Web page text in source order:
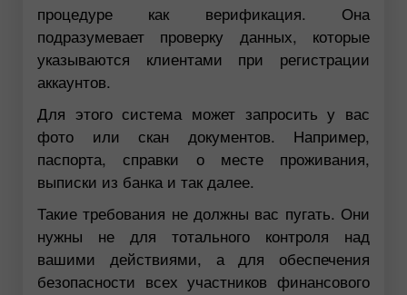
процедуре как верификация. Она
подразумевает проверку данных, которые
указываются клиентами при регистрации
аккаунтов.
Для этого система может запросить у вас
фото или скан документов. Например,
паспорта, справки о месте проживания,
выписки из банка и так далее.
Такие требования не должны вас пугать. Они
нужны не для тотального контроля над
вашими действиями, а для обеспечения
безопасности всех участников финансового